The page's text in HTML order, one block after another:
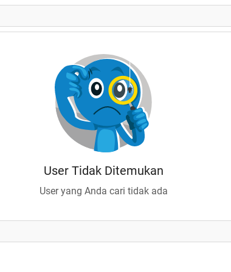
User Tidak Ditemukan
User yang Anda cari tidak ada